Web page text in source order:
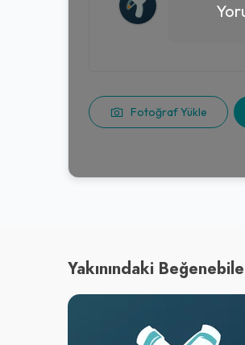
Fotoğraf Yükle
Yakınındaki